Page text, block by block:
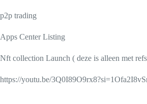
p2p trading
Apps Center Listing
Nft collection Launch ( deze is alleen met
https://youtu.be/